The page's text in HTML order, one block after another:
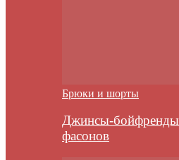
Брюки и шорты
Джинсы-
фасонов